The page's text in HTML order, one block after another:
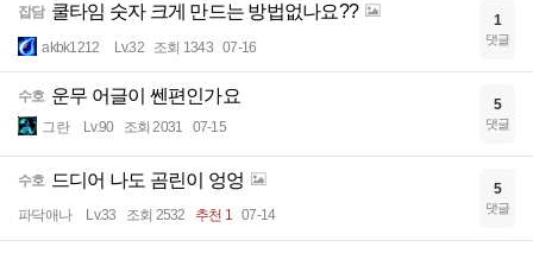
잡담 쿨타임 숫자 크게 만드는 방법없나요??
akbk1212 Lv.32 조회 1343 07-16
1
댓글
수호 운무 어글이 쎈편인가요
그란 Lv.90 조회 2031 07-15
5
댓글
수호 드디어 나도 곰린이 엉엉
파닥애나 Lv.33 조회 2532 추천 1 07-14
5
댓글